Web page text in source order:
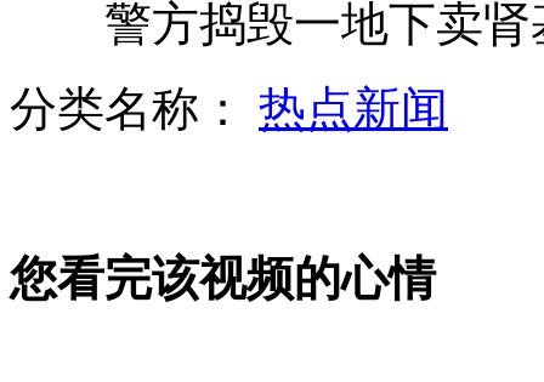
警方捣毁一地下卖肾
分类名称： 热点新闻
您看完该视频的心情